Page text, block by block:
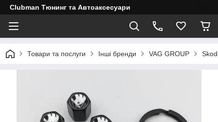
Clubman Тюнинг та Автоаксесуари
Товари та послуги Інші бренди VAG GROUP